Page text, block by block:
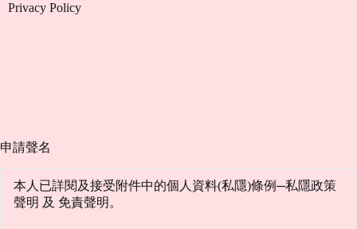
Privacy Policy
申請聲名
本人已詳閱及接受附件中的個人資料(私隱)條例─私隱政策
聲明 及 免責聲明。